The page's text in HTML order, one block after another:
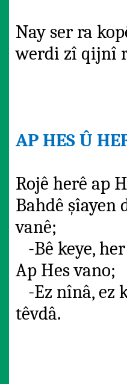
Nay ser ra
werdi zî qijnî
AP HES Û
Rojê herê ap
Bahdê şîayen
vanê;
-Bê keye,
Ap Hes vano;
-Ez nînâ, ez
têvdâ.